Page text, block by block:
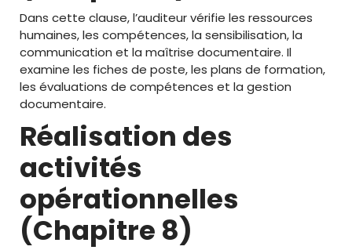
Dans cette clause, l’auditeur vérifie les ressources
humaines, les compétences, la sensibilisation, la
communication et la maîtrise documentaire. Il
examine les fiches de poste, les plans de formation,
les évaluations de compétences et la gestion
documentaire.
Réalisation des
activités
opérationnelles
(Chapitre 8)